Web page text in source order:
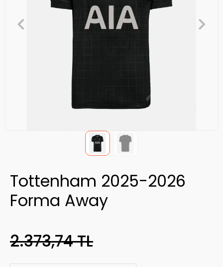
Tottenham 2025-2026
Forma Away
2.373,74 TL